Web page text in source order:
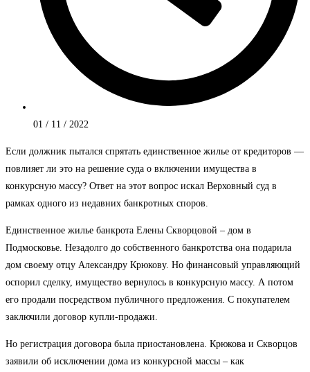
01 / 11 / 2022
Если должник пытался спрятать единственное жилье от кредиторов —
повлияет ли это на решение суда о включении имущества в
конкурсную массу? Ответ на этот вопрос искал Верховный суд в
рамках одного из недавних банкротных споров.
Единственное жилье банкрота Елены Скворцовой – дом в
Подмосковье. Незадолго до собственного банкротства она подарила
дом своему отцу Александру Крюкову. Но финансовый управляющий
оспорил сделку, имущество вернулось в конкурсную массу. А потом
его продали посредством публичного предложения. С покупателем
заключили договор купли-продажи.
Но регистрация договора была приостановлена. Крюкова и Скворцов
заявили об исключении дома из конкурсной массы – как